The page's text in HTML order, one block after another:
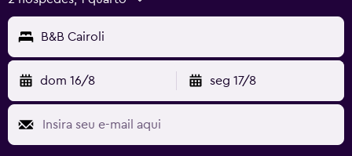
B&B Cairoli
dom 16/8 seg 17/8